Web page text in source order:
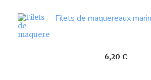
Filets de maquereaux
Prix
6,20 €